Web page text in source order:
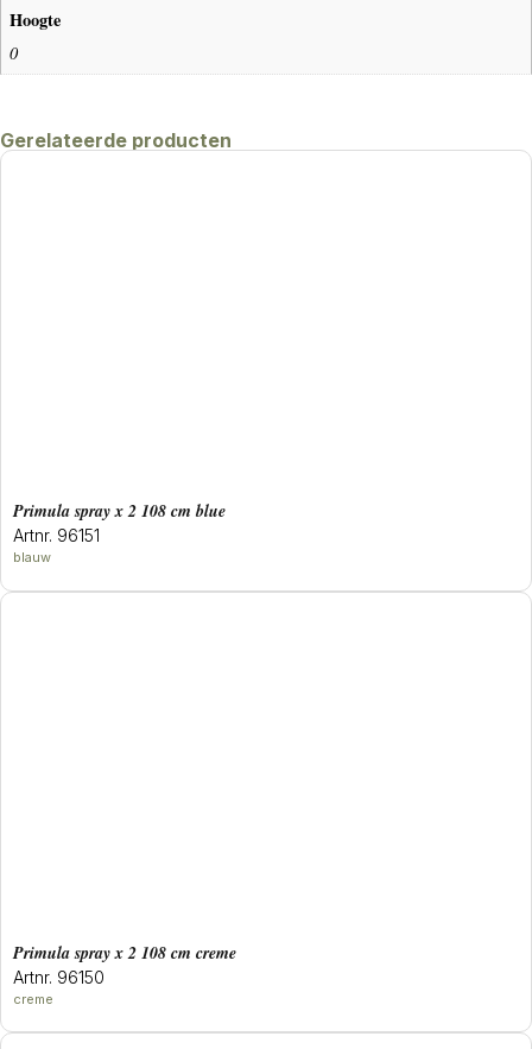
Hoogte
0
Gerelateerde producten
primula spray x 2 108 cm blue
Artnr. 96151
blauw
primula spray x 2 108 cm creme
Artnr. 96150
creme